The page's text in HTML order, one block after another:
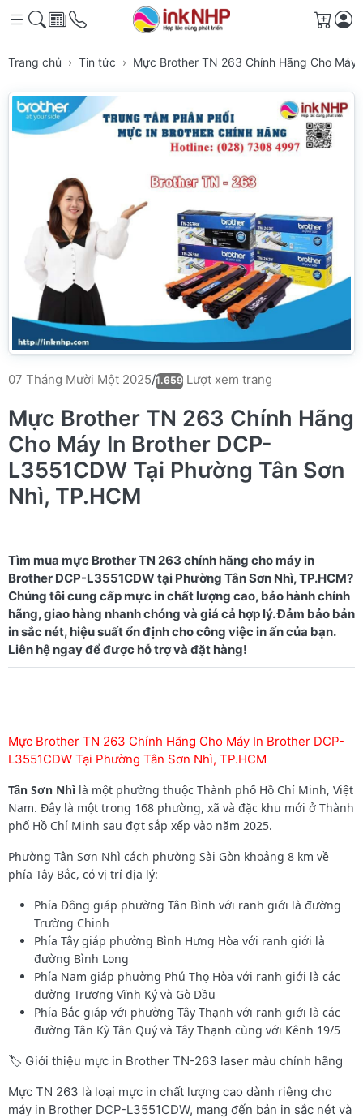
Giỏ
Trang chủ Tin tức Mực Brother TN 263 Chính Hãng Cho Máy
07 Tháng Mười Một 2025/1.659 Lượt xem trang
Mực Brother TN 263 Chính Hãng
Cho Máy In Brother DCP-
L3551CDW Tại Phường Tân Sơn
Nhì, TP.HCM
Tìm mua mực Brother TN 263 chính hãng cho máy in
Brother DCP-L3551CDW tại Phường Tân Sơn Nhì, TP.HCM?
Chúng tôi cung cấp mực in chất lượng cao, bảo hành chính
hãng, giao hàng nhanh chóng và giá cả hợp lý. Đảm bảo bản
in sắc nét, hiệu suất ổn định cho công việc in ấn của bạn.
Mực Brother TN 263 Chính Hãng Cho Máy In Brother DCP-
L3551CDW Tại Phường Tân Sơn Nhì, TP.HCM
Tân Sơn Nhì là một phường thuộc Thành phố Hồ Chí Minh, Việt
Nam. Đây là một trong 168 phường, xã và đặc khu mới ở Thành
phố Hồ Chí Minh sau đợt sắp xếp vào năm 2025.
Phường Tân Sơn Nhì cách phường Sài Gòn khoảng 8 km về
phía Tây Bắc, có vị trí địa lý:
Phía Đông giáp phường Tân Bình với ranh giới là đường
Trường Chinh
Phía Tây giáp phường Bình Hưng Hòa với ranh giới là
đường Bình Long
Phía Nam giáp phường Phú Thọ Hòa với ranh giới là các
đường Trương Vĩnh Ký và Gò Dầu
Phía Bắc giáp với phường Tây Thạnh với ranh giới là các
đường Tân Kỳ Tân Quý và Tây Thạnh cùng với Kênh 19/5
🏷️ Giới thiệu mực in Brother TN-263 laser màu chính hãng
Mực TN 263 là loại mực in chất lượng cao dành riêng cho
máy in Brother DCP-L3551CDW, mang đến bản in sắc nét và